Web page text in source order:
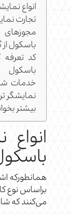
انواع
تجارت
مجوزهای
باسکول
کد تعرفه
باسکول
خدمات
نمایشگر
بیشتر
انواع
همانطورکه
براساس نوع
می‌کنند که